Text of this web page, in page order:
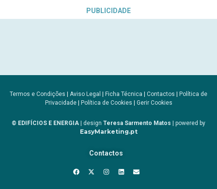
PUBLICIDADE
Termos e Condições | Aviso Legal | Ficha Técnica | Contactos | Política de
Privacidade| Política de Cookies | Gerir Cookies
© EDIFÍCIOS E ENERGIA | design Teresa Sarmento Matos | powered by
EasyMarketing.pt
Contactos